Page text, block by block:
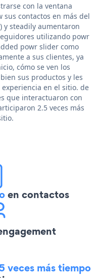
con la ventana
contactos en más del
y steadily aumentaron
utilizando powr
powr slider como
a sus clientes, ya
cómo se ven los
sus productos y les
en el sitio. de
que interactuaron con
2.5 veces más
en contactos
veces más tiempo